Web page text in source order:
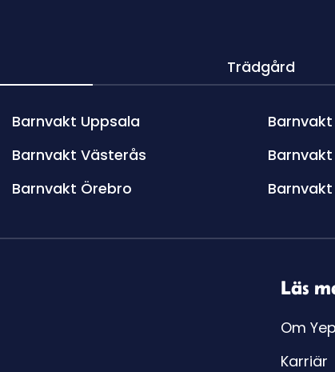
Trädgård
Barnvakt Uppsala
Barnvakt Västerås
Barnvakt Örebro
Barnvakt
Läs
Om
Karriär